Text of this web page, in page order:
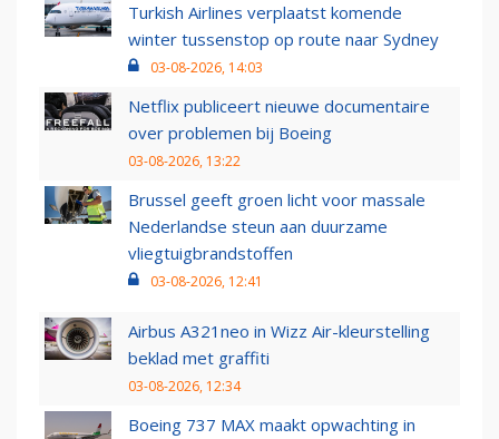
Turkish Airlines verplaatst komende
winter tussenstop op route naar Sydney
03-08-2026, 14:03
Netflix publiceert nieuwe documentaire
over problemen bij Boeing
03-08-2026, 13:22
Brussel geeft groen licht voor massale
Nederlandse steun aan duurzame
vliegtuigbrandstoffen
03-08-2026, 12:41
Airbus A321neo in Wizz Air-kleurstelling
beklad met graffiti
03-08-2026, 12:34
Boeing 737 MAX maakt opwachting in